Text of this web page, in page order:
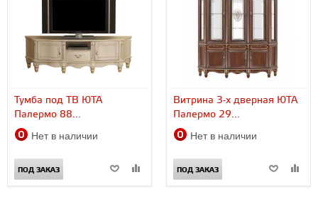
Тумба под ТВ ЮТА
Палермо 88...
Нет в наличии
ПОД ЗАКАЗ
Витрина 3-х дверная ЮТА
Палермо 29...
Нет в наличии
ПОД ЗАКАЗ